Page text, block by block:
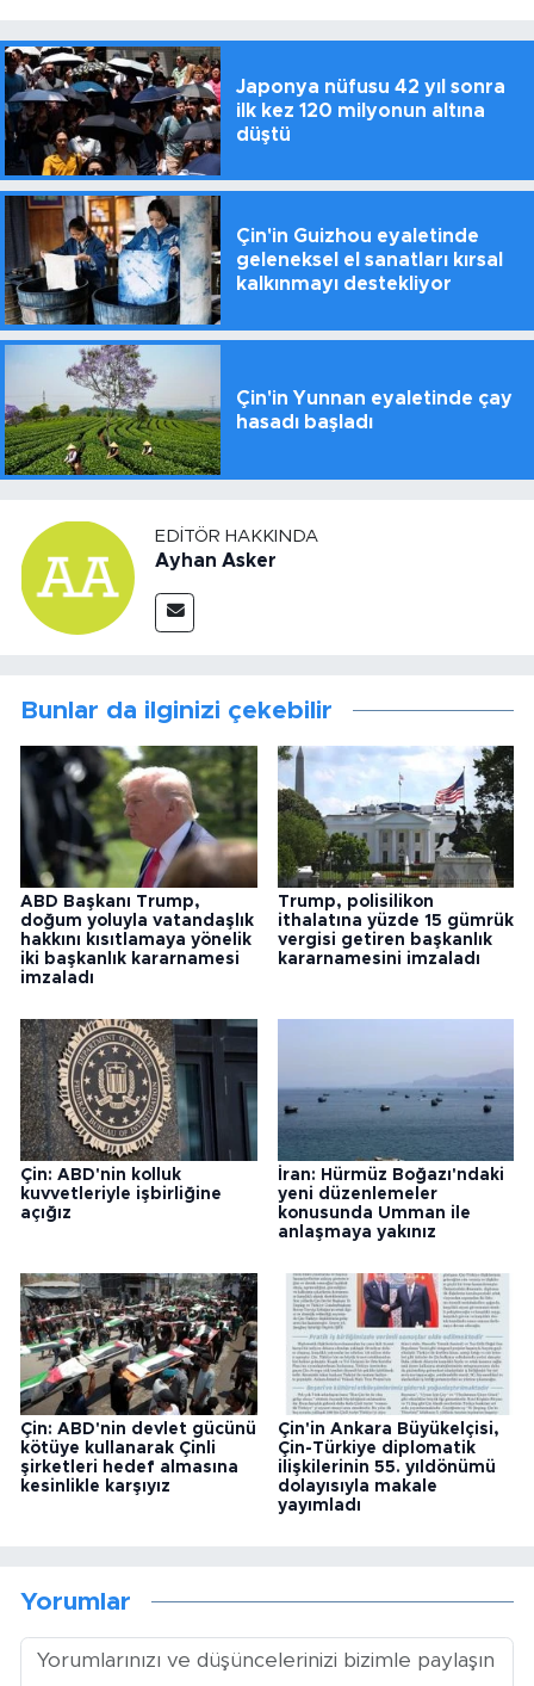
Japonya nüfusu 42 yıl sonra
ilk kez 120 milyonun altına
düştü
Çin'in Guizhou eyaletinde
geleneksel el sanatları kırsal
kalkınmayı destekliyor
Çin'in Yunnan eyaletinde çay
hasadı başladı
EDITÖR HAKKINDA
Ayhan Asker
Bunlar da ilginizi çekebilir
ABD Başkanı Trump,
doğum yoluyla vatandaşlık
hakkını kısıtlamaya yönelik
iki başkanlık kararnamesi
imzaladı
Trump, polisilikon
ithalatına yüzde 15 gümrük
vergisi getiren başkanlık
kararnamesini imzaladı
Çin: ABD'nin kolluk
kuvvetleriyle işbirliğine
açığız
İran: Hürmüz Boğazı'ndaki
yeni düzenlemeler
konusunda Umman ile
anlaşmaya yakınız
Çin: ABD'nin devlet gücünü
kötüye kullanarak Çinli
şirketleri hedef almasına
kesinlikle karşıyız
Çin'in Ankara Büyükelçisi,
Çin-Türkiye diplomatik
ilişkilerinin 55. yıldönümü
dolayısıyla makale
yayımladı
Yorumlar